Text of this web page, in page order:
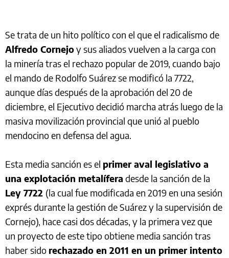
Se trata de un hito político con el que el radicalismo de
Alfredo Cornejoy sus aliados vuelven a la carga con
la minería tras el rechazo popular de 2019, cuando bajo
el mando de Rodolfo Suárez se modificó la 7722,
aunque días después de la aprobación del 20 de
diciembre, el Ejecutivo decidió marcha atrás luego de la
masiva movilización provincial que unió al pueblo
mendocino en defensa del agua.
Esta media sanción es el primer aval legislativo a
una explotación metalífera desde la sanción de la
Ley 7722 (la cual fue modificada en 2019 en una sesión
exprés durante la gestión de Suárez y la supervisión de
Cornejo), hace casi dos décadas, y la primera vez que
un proyecto de este tipo obtiene media sanción tras
haber sido rechazado en 2011 en un primer intento